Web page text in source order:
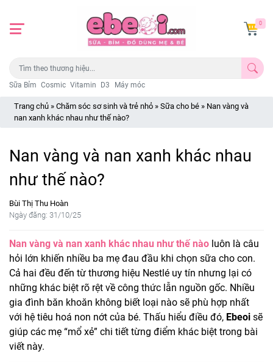
Sữa Bỉm Cosmic Vitamin D3 Máy móc
0
Trang chủ »Chăm sóc sơ sinh và trẻ nhỏ »Sữa cho bé » Nan vàng và
nan xanh khác nhau như thế nào?
Nan vàng và nan xanh khác nhau
như thế nào?
Bùi Thị Thu Hoàn
Ngày đăng: 31/10/25
Nan vàng và nan xanh khác nhau như thế nào luôn là câu
hỏi lớn khiến nhiều ba mẹ đau đầu khi chọn sữa cho con.
Cả hai đều đến từ thương hiệu Nestlé uy tín nhưng lại có
những khác biệt rõ rệt về công thức lẫn nguồn gốc. Nhiều
gia đình băn khoăn không biết loại nào sẽ phù hợp nhất
với hệ tiêu hoá non nớt của bé. Thấu hiểu điều đó, Ebeoi sẽ
giúp các mẹ “mổ xẻ” chi tiết từng điểm khác biệt trong bài
viết này.